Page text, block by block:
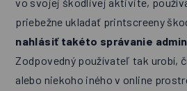
priebežne ukladať printscreeny
nahlásiť takéto správanie
Zodpovedný používateľ tak urobí,
alebo niekoho iného v online